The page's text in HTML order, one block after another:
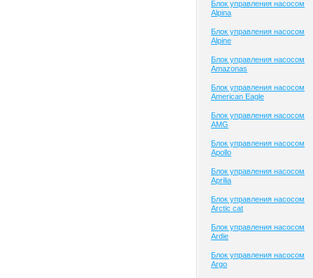
Блок управления насосом
Alpina
Блок управления насосом
Alpine
Блок управления насосом
Amazonas
Блок управления насосом
American Eagle
Блок управления насосом
AMG
Блок управления насосом
Apollo
Блок управления насосом
Aprilia
Блок управления насосом
Arctic cat
Блок управления насосом
Ardie
Блок управления насосом
Argo